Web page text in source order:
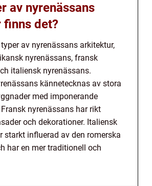
av nyrenässans
det?
av nyrenässans arkitektur,
nyrenässans, fransk
italiensk nyrenässans.
kännetecknas av stora
med imponerande
nyrenässans har rikt
och dekorationer. Italiensk
starkt influerad av den romerska
har en mer traditionell och